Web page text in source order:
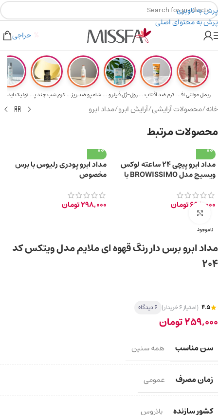
پرش به ناوبری
پرش به محتوای اصلی
۲٪ تخفیف روی سبد خرید برای روش کارت به کارت
هدیه برای خرید های بالای ۵ میلیون تومن
حراجی
ریمل مولتی افکت... کرم ضد آفتاب حا... رول-ژل فیلر و م... شامپو ضد ریزش و... کرم شب چند پپتی... تونیک ایده
خانه/محصولات آرایشی/آرایش ابرو/مداد ابرو
محصولات مرتبط
مداد ابرو پیچی 24 ساعته لوکس
ویسیج مدل BROWISSIMO با
698,000تومان
مداد ابرو پودری رلیوس با برس
مخصوص
298,000تومان
ناموجود
برای بزرگ‌نمایی کلیک کنید
مداد ابرو برس دار رنگ قهوه ای ملایم مدل ویتکس کد
204
4.5 (امتیاز 6 خریدار) 6 دیدگاه
259,000تومان
سن مناسب همه سنین
زمان مصرف عمومی
کشور سازنده بلاروس